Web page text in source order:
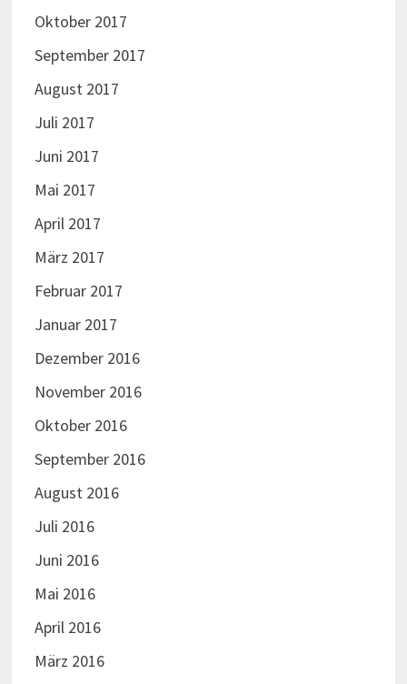
Oktober 2017
September 2017
August 2017
Juli 2017
Juni 2017
Mai 2017
April 2017
März 2017
Februar 2017
Januar 2017
Dezember 2016
November 2016
Oktober 2016
September 2016
August 2016
Juli 2016
Juni 2016
Mai 2016
April 2016
März 2016